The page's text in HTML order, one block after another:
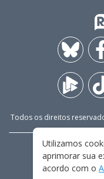
Todos os direitos
Utilizamos
aprimorar sua
acordo com o